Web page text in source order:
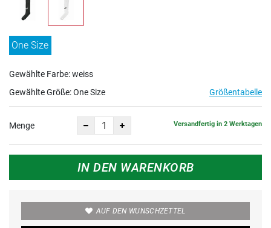
One Size
Gewählte Farbe: weiss
Gewählte Größe:One Size Größentabelle
Menge Versandfertig in 2 Werktagen
IN DEN WARENKORB
AUF DEN WUNSCHZETTEL